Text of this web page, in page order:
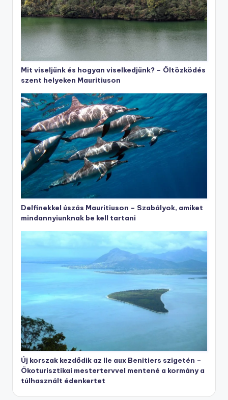
Mit viseljünk és hogyan viselkedjünk? – Öltözködés
szent helyeken Mauritiuson
Delfinekkel úszás Mauritiuson – Szabályok, amiket
mindannyiunknak be kell tartani
Új korszak kezdődik az Ile aux Benitiers szigetén –
Ökoturisztikai mestertervvel mentené a kormány a
túlhasznált édenkertet